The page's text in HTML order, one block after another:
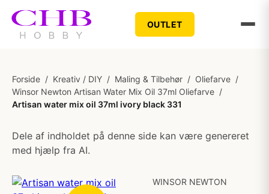
OUTLET
Forside / Kreativ / DIY / Maling & Tilbehør / Oliefarve /
Winsor Newton Artisan Water Mix Oil 37ml Oliefarve /
Artisan water mix oil 37ml ivory black 331
Dele af indholdet på denne side kan være genereret
med hjælp fra AI.
WINSOR NEWTON